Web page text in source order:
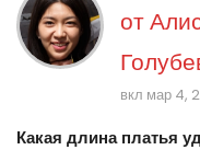
от
вкл мар 4,
Какая длина платья